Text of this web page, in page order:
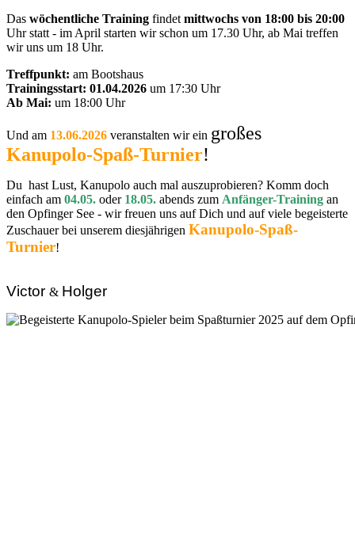
Das wöchentliche Training findet mittwochs von 18:00 bis 20:00
Uhr statt - im April starten wir schon um 17.30 Uhr, ab Mai treffen
wir uns um 18 Uhr.
Treffpunkt: am Bootshaus
Trainingsstart: 01.04.2026 um 17:30 Uhr
Ab Mai: um 18:00 Uhr
Und am 13.06.2026 veranstalten wir ein großes
Kanupolo-Spaß-Turnier!
Du hast Lust, Kanupolo auch mal auszuprobieren? Komm doch
einfach am 04.05. oder 18.05. abends zum Anfänger-Training an
den Opfinger See - wir freuen uns auf Dich und auf viele begeisterte
Zuschauer bei unserem diesjährigen Kanupolo-Spaß-
Turnier!
Victor & Holger